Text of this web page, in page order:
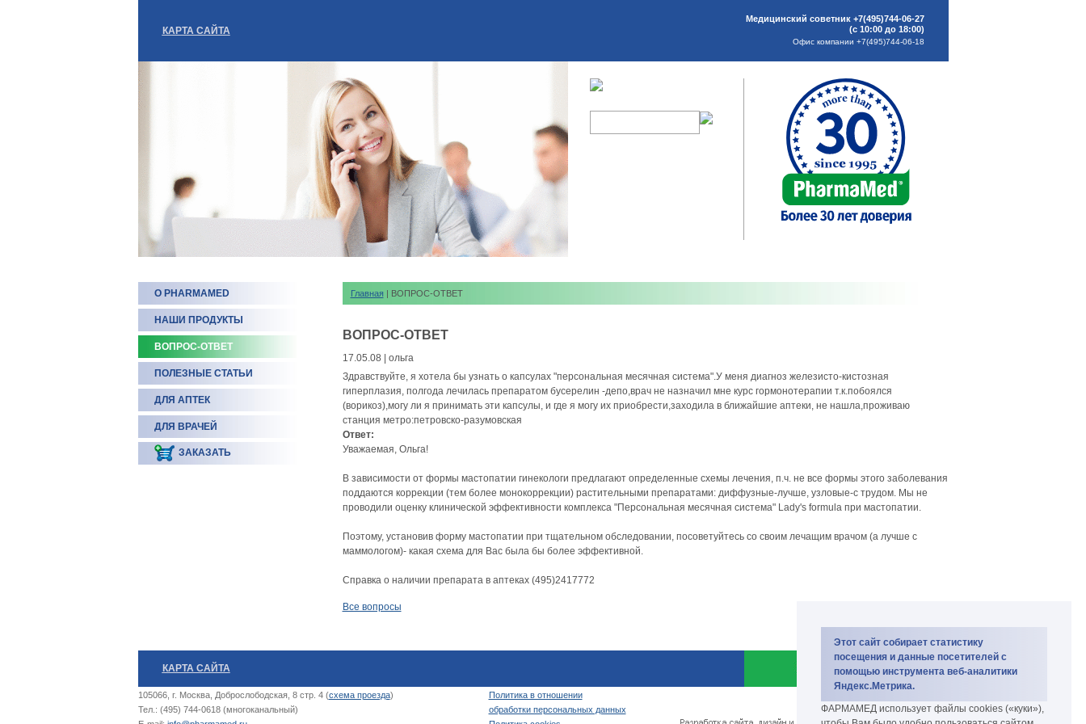
Этот сайт собирает статистику
посещения и данные посетителей с
помощью инструмента веб-аналитики
Яндекс.Метрика.
ФАРМАМЕД использует файлы cookies («куки»),
КАРТА САЙТА
Медицинский советник +7(495)744-06-27
(с 10:00 до 18:00)
Офис компании +7(495)744-06-18
О PHARMAMED
НАШИ ПРОДУКТЫ
ВОПРОС-ОТВЕТ
ПОЛЕЗНЫЕ СТАТЬИ
ДЛЯ АПТЕК
ДЛЯ ВРАЧЕЙ
ЗАКАЗАТЬ
Главная | ВОПРОС-ОТВЕТ
ВОПРОС-ОТВЕТ
17.05.08 | ольга
Здравствуйте, я хотела бы узнать о капсулах "персональная месячная система".У меня диагноз железисто-кистозная
гиперплазия, полгода лечилась препаратом бусерелин -депо,врач не назначил мне курс гормонотерапии т.к.побоялся
(ворикоз),могу ли я принимать эти капсулы, и где я могу их приобрести,заходила в ближайшие аптеки, не нашла,проживаю
станция метро:петровско-разумовская
Ответ:
Уважаемая, Ольга!
В зависимости от формы мастопатии гинекологи предлагают определенные схемы лечения, п.ч. не все формы этого заболевания
поддаются коррекции (тем более монокоррекции) растительными препаратами: диффузные-лучше, узловые-с трудом. Мы не
проводили оценку клинической эффективности комплекса "Персональная месячная система" Lady's formula при мастопатии.
Поэтому, установив форму мастопатии при тщательном обследовании, посоветуйтесь со своим лечащим врачом (а лучше с
маммологом)- какая схема для Вас была бы более эффективной.
Справка о наличии препарата в аптеках (495)2417772
Все вопросы
КАРТА САЙТА
105066, г. Москва, Доброслободская, 8 стр. 4 (схема проезда)
Тел.: (495) 744-0618 (многоканальный)
Политика в отношении
обработки персональных данных
биокомплекс и биодобавки